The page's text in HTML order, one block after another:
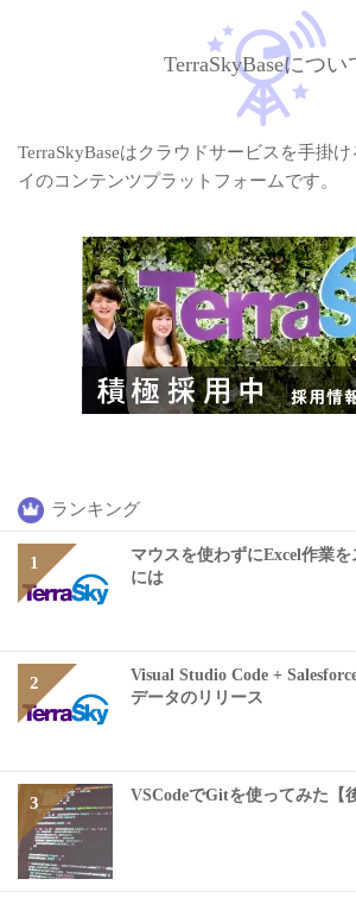
TerraSkyBaseについ
TerraSkyBaseはクラウドサービスを手掛
イのコンテンツプラットフォームです。
ランキング
マウスを使わずにExcel作業
には
Visual Studio Code +
データのリリース
VSCodeでGitを使ってみた【